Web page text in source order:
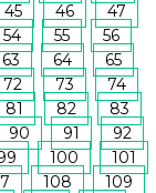
45 46
47
54 55
56
63 64
65
72 73
74
81 82
83
90 91
92
100
101
108
109